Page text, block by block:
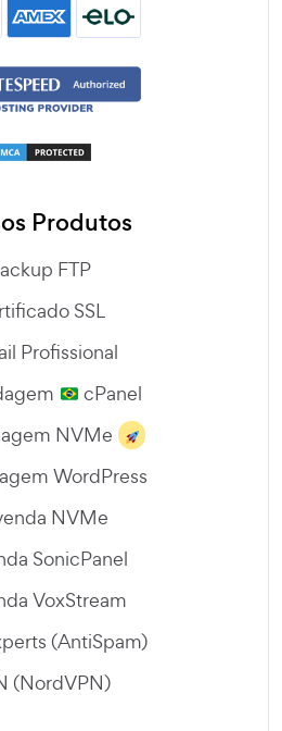
Produtos
FTP
SSL
Profissional
cPanel
NVMe
WordPress
NVMe
SonicPanel
VoxStream
(AntiSpam)
(NordVPN)